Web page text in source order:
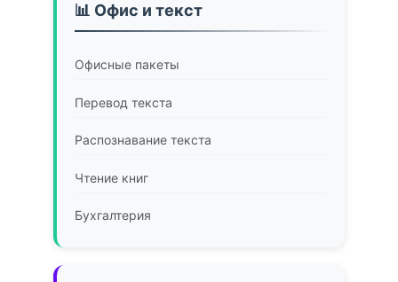
📊 Офис и текст
Офисные пакеты
Перевод текста
Распознавание текста
Чтение книг
Бухгалтерия